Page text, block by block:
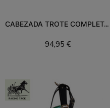
CABEZADA TROTE COMPLETA RACING TACK
94,95 €
Añadir al carrito